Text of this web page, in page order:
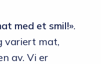
med et smil!».
variert mat,
av. Vi er